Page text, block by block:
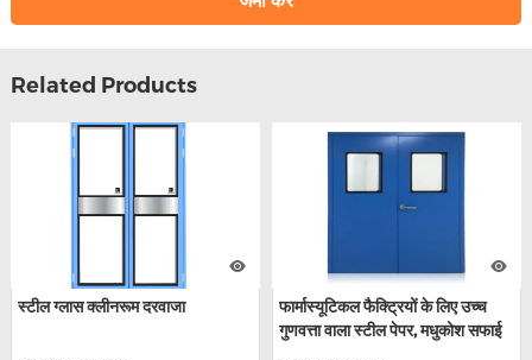
Related Products
स्टील ग्लास क्लीनरूम दरवाजा
फार्मास्यूटिकल फैक्ट्रियों के लिए उच्च
गुणवत्ता वाला स्टील पेपर, मधुकोश सफाई